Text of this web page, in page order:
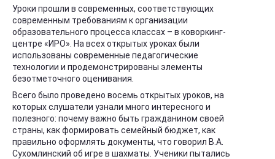
Уроки прошли в современных, соответствующих
современным требованиям к организации
образовательного процесса классах – в коворкинг-
центре «ИРО». На всех открытых уроках были
использованы современные педагогические
технологии и продемонстрированы элементы
безотметочного оценивания.
Всего было проведено восемь открытых уроков, на
которых слушатели узнали много интересного и
полезного: почему важно быть гражданином своей
страны, как формировать семейный бюджет, как
правильно оформлять документы, что говорил В.А.
Сухомлинский об игре в шахматы. Ученики пытались